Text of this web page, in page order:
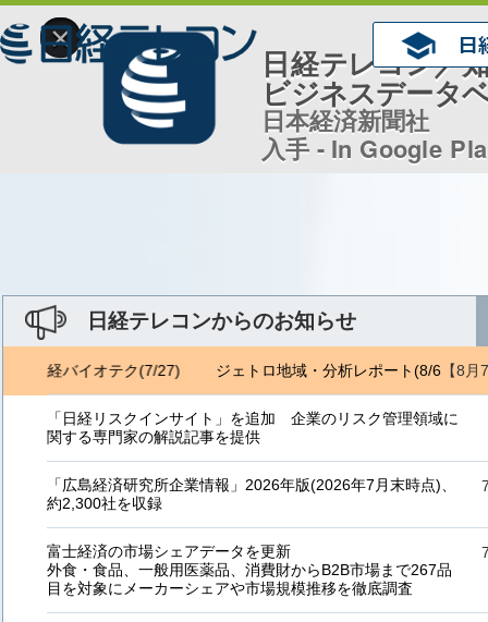
×
日経テレコン／
ビジネスデータ
日本経済新聞社
入手 - In Google
日経テレコンからのお知らせ
【8月
日経バイオテク(7/27) ジェトロ地域・分析レポート(8/6) 日経
「日経リスクインサイト」を追加 企業のリスク管理領域に
関する専門家の解説記事を提供
「広島経済研究所企業情報」2026年版(2026年7月末時点)、
約2,300社を収録
富士経済の市場シェアデータを更新
外食・食品、一般用医薬品、消費財からB2B市場まで267品
目を対象にメーカーシェアや市場規模推移を徹底調査